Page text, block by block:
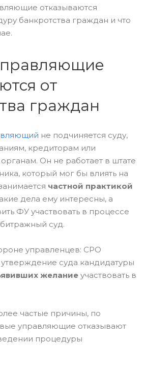
отказываются
банкротства граждан и что
от
граждан
не подчиняется суду,
кредиторам или
Он не работает в штате
который мог бы влиять на
частной практикой
дела ему интересны, а
ФУ участвовать в процессе
суд.
управленцев: СРО
утверждение суда кандидатуры
желание участвовать в
частые причины, по
управляющие отказывают
процедуры